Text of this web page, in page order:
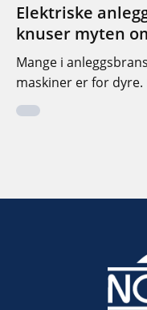
Elektriske
knuser myten
Mange i
maskiner er for dyre.